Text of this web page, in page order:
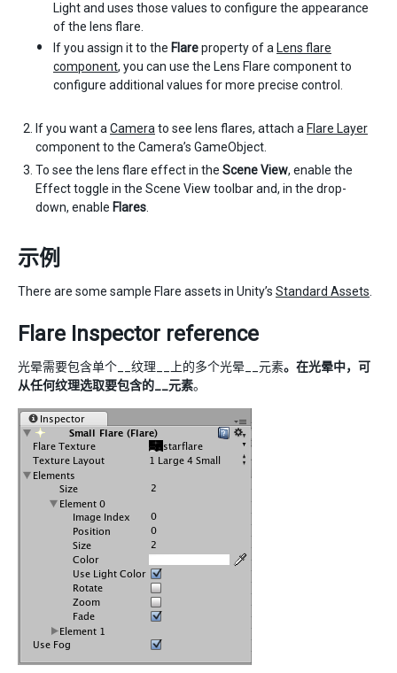
Light and uses those values to configure the appearance
of the lens flare.
If you assign it to the Flareproperty of a Lens flare
component, you can use the Lens Flare component to
configure additional values for more precise control.
If you want a Camera to see lens flares, attach a Flare Layer
component to the Camera’s GameObject.
To see the lens flare effect in the Scene View, enable the
Effect toggle in the Scene View toolbar and, in the drop-
down, enable Flares
示例
There are some sample Flare assets in Unity’s Standard Assets
Flare Inspector reference
光晕需要包含单个__纹理__上的多个光晕__元素。在光晕中，可
从任何纹理选取要包含的__元素。